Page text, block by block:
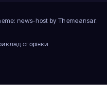
news-host by Themeansar.
сторінки